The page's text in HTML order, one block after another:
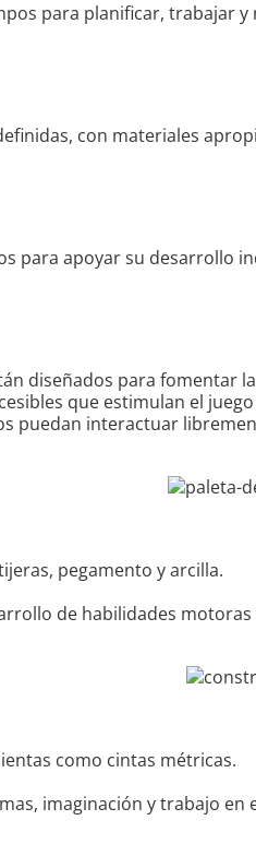
para planificar, trabajar y
con materiales
para apoyar su desarrollo
diseñados para fomentar
que estimulan el
puedan interactuar
pegamento y arcilla.
de habilidades motoras
como cintas métricas.
imaginación y trabajo en